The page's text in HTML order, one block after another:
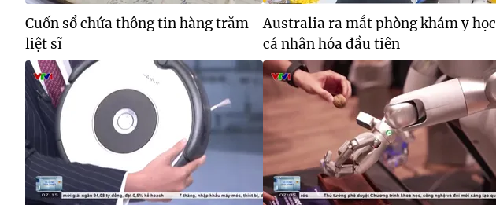
Cuốn sổ chứa thông tin hàng trăm
liệt sĩ
Australia ra mắt phòng khám y học
cá nhân hóa đầu tiên